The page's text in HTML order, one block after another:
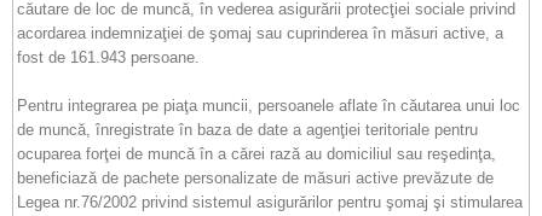
căutare de loc de muncă, în vederea asigurării protecţiei sociale privind
acordarea indemnizaţiei de şomaj sau cuprinderea în măsuri active, a
fost de 161.943 persoane.
Pentru integrarea pe piaţa muncii, persoanele aflate în căutarea unui loc
de muncă, înregistrate în baza de date a agenţiei teritoriale pentru
ocuparea forţei de muncă în a cărei rază au domiciliul sau reşedinţa,
beneficiază de pachete personalizate de măsuri active prevăzute de
Legea nr.76/2002 privind sistemul asigurărilor pentru şomaj şi stimularea